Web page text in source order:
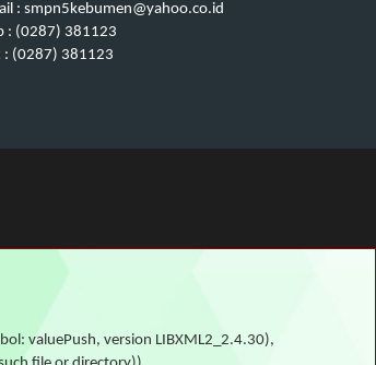
: smpn5kebumen@yahoo.co.id
: (0287) 381123
: (0287) 381123
valuePush, version LIBXML2_2.4.30),